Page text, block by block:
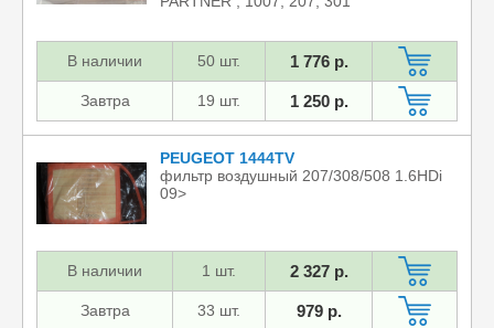
В наличии 50 шт. 1 776 р.
Завтра 19 шт. 1 250 р.
PEUGEOT 1444TV
фильтр воздушный 207/308/508 1.6HDi
09>
В наличии 1 шт. 2 327 р.
Завтра 33 шт. 979 р.